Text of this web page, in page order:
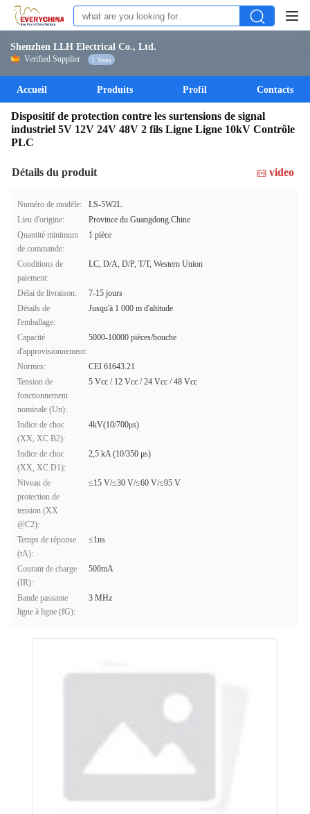
Shenzhen LLH Electrical Co., Ltd.
Verified Supplier 1 Years
Accueil Produits Profil Contacts
Dispositif de protection contre les surtensions de signal
industriel 5V 12V 24V 48V 2 fils Ligne Ligne 10kV Contrôle
PLC
Détails du produit video
Numéro de modèle:
LS-5W2L
Lieu d'origine:
Province du Guangdong.Chine
Quantité minimum
de commande:
1 pièce
Conditions de
paiement:
LC, D/A, D/P, T/T, Western Union
Délai de livraison:
7-15 jours
Détails de
l'emballage:
Jusqu'à 1 000 m d'altitude
Capacité
d'approvisionnement:
5000-10000 pièces/bouche
Normes:
CEI 61643.21
Tension de
fonctionnement
nominale (Un):
5 Vcc / 12 Vcc / 24 Vcc / 48 Vcc
Indice de choc
(XX, XC B2):
4kV(10/700μs)
Indice de choc
(XX, XC D1):
2,5 kA (10/350 μs)
Niveau de
protection de
tension (XX
@C2):
≤15 V/≤30 V/≤60 V/≤95 V
Temps de réponse
(tA):
≤1ns
Courant de charge
(IR):
500mA
Bande passante
ligne à ligne (fG):
3 MHz